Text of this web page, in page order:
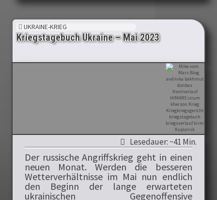
UKRAINE-KRIEG
Kriegstagebuch Ukraine – Mai 2023
Lesedauer: ~41 Min.
Der russische Angriffskrieg geht in einen
neuen Monat. Werden die besseren
Wetterverhältnisse im Mai nun endlich
den Beginn der lange erwarteten
ukrainischen Gegenoffensive